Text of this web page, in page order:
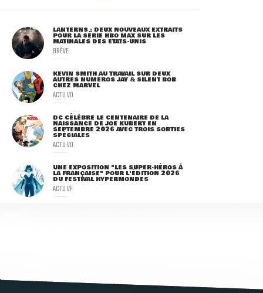
LANTERNS : DEUX NOUVEAUX EXTRAITS
POUR LA SÉRIE HBO MAX SUR LES
MATINALES DES ETATS-UNIS
BRÈVE
KEVIN SMITH AU TRAVAIL SUR DEUX
AUTRES NUMÉROS JAY & SILENT BOB
CHEZ MARVEL
ACTU VO
DC CÉLÈBRE LE CENTENAIRE DE LA
NAISSANCE DE JOE KUBERT EN
SEPTEMBRE 2026 AVEC TROIS SORTIES
SPÉCIALES
ACTU VO
UNE EXPOSITION "LES SUPER-HÉROS À
LA FRANÇAISE" POUR L'ÉDITION 2026
DU FESTIVAL HYPERMONDES
ACTU VF